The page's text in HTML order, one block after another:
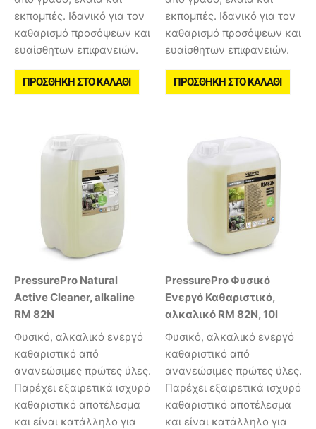
εκπομπές. Ιδανικό για τον
καθαρισμό προσόψεων και
ευαίσθητων επιφανειών.
ΠΡΟΣΘΉΚΗ ΣΤΟ ΚΑΛΆΘΙ
εκπομπές. Ιδανικό για τον
καθαρισμό προσόψεων και
ευαίσθητων επιφανειών.
ΠΡΟΣΘΉΚΗ ΣΤΟ ΚΑΛΆΘΙ
PressurePro Natural
Active Cleaner, alkaline
RM 82N
Φυσικό, αλκαλικό ενεργό
καθαριστικό από
ανανεώσιμες πρώτες ύλες.
Παρέχει εξαιρετικά ισχυρό
καθαριστικό αποτέλεσμα
και είναι κατάλληλο για
PressurePro Φυσικό
Ενεργό Καθαριστικό,
αλκαλικό RM 82N, 10l
Φυσικό, αλκαλικό ενεργό
καθαριστικό από
ανανεώσιμες πρώτες ύλες.
Παρέχει εξαιρετικά ισχυρό
καθαριστικό αποτέλεσμα
και είναι κατάλληλο για